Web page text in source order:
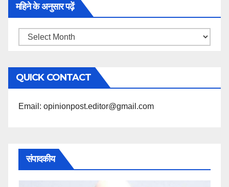
महिने के अनुसार पढ़ें
महिने
अनुसार
पढ़ें
QUICK CONTACT
Email: opinionpost.editor@gmail.com
संपादकीय